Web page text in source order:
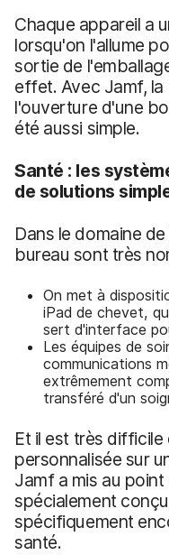
Chaque appareil a
lorsqu'on l'allume
sortie de
effet. Avec Jamf,
l'ouverture d'une
été aussi simple.
Santé : les
de solutions
Dans le domaine
bureau sont très
On met à
iPad de chevet,
sert d'interface
Les équipes de
communications
extrêmement
transféré d'un
Et il est très
personnalisée sur
Jamf a mis au
spécialement
spécifiquement
santé.